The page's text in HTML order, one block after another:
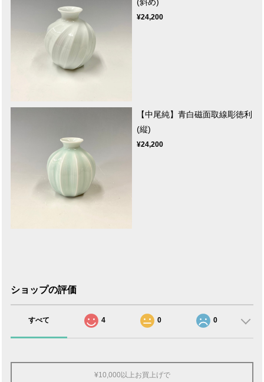
¥24,200
【中尾純】青白磁面取線彫徳利
(縦)
¥24,200
ショップの評価
すべて 4 0 0
¥10,000以上お買上げで